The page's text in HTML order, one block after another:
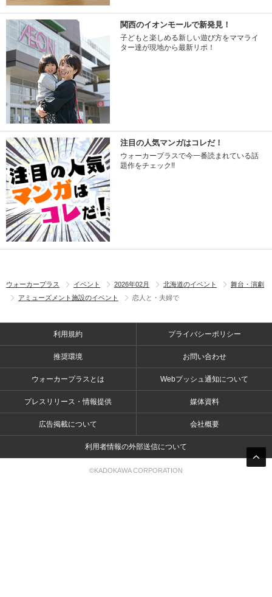
関西のイオンモールで新発見！
子どもと楽しめる新しい遊び方をママライ
ター達が現地から最新リポ！
注目の人気マンガはコレだ！
ウォーカープラスで今一番読まれている話
題作をチェック!!
ウォーカープラス イベント 2026年02月 北海道のイベント
舞台・演劇
アミューズメント施設のイベント
恋人と・夫婦で
利用規約 プライバシーポリシー
推奨環境 お問い合わせ
ウォーカープラスとは Webプッシュ通知について
プレスリリース・情報提供 媒体資料
広告掲載について 会社概要
利用者情報の外部送信について
©KADOKAWA CORPORATION